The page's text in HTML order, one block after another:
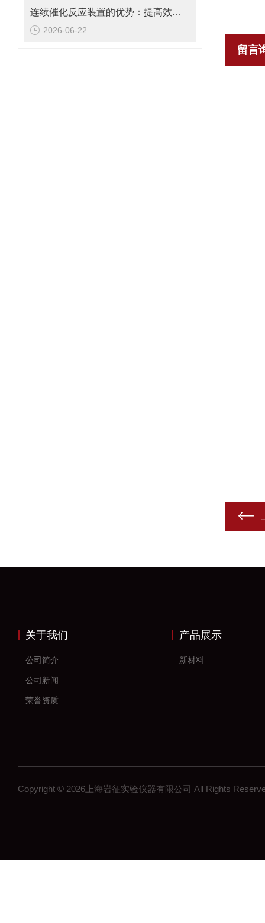
连续催化反应装置的优势：提高效率、安全性与过程控制精度
2026-06-22
留言
关于我们
公司简介
公司新闻
荣誉资质
产品展示
新材料
Copyright © 2026上海岩征实验仪器有限公司 All Rights